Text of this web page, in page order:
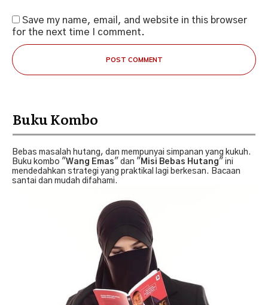
Save my name, email, and website in this browser
for the next time I comment.
POST COMMENT
Buku Kombo
Bebas masalah hutang, dan mempunyai simpanan yang kukuh.
Buku kombo "Wang Emas" dan " Misi Bebas Hutang" ini
mendedahkan strategi yang praktikal lagi berkesan. Bacaan
santai dan mudah difahami.